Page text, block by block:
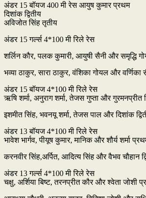
अंडर 15 बॉयज 400 मी रेस आयुष कुमार प्रथम
दिशांक द्वितीय
अविजोत सिंह तृतीय
अंडर 15 गर्ल्स 4*100 मी रिले रेस
शर्लिन कौर, पलक कुमारी, आयुषी सैनी और समृद्धि
भव्या ठाकुर, सारा ठाकुर, वंशिका गोयल और वर्णिका
अंडर 15 बॉयज 4*100 मी रिले रेस
ऋषि शर्मा, अनुराग शर्मा, तेजस गुप्ता और गुरमनप्रीत
इशमीत सिंह, भवनयू शर्मा, तेजस पाल और दिशांक
अंडर 13 बॉयज 4*100 मी रिले रेस
भावेश भार्गव, पीयूष कुमार, मानिक और शौर्य शर्मा
करनवीर सिंह,अर्पित, आदित्य सिंह और वैभव चौहान
अंडर 13 गर्ल्स 4*100 मी रिले रेस
चक्षु, अर्शिया बिष्ट, तरनप्रीत कौर और श्वेता जोशी